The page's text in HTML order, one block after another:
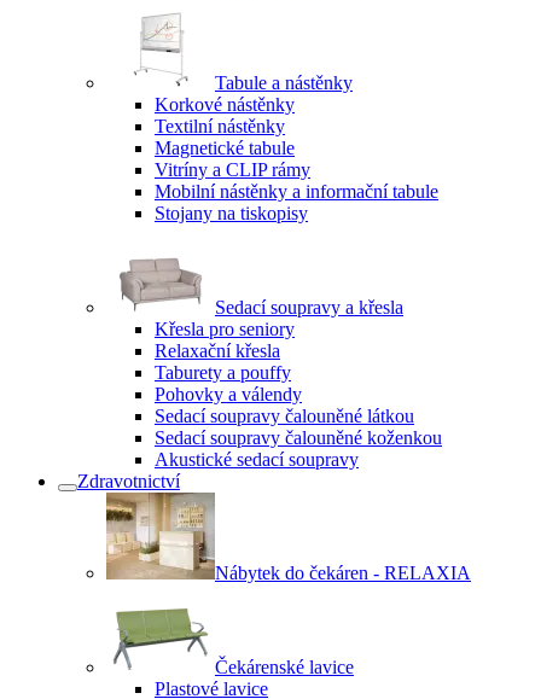
Tabule a nástěnky
Korkové nástěnky
Textilní nástěnky
Magnetické tabule
Vitríny a CLIP rámy
Mobilní nástěnky a informační tabule
Stojany na tiskopisy
Sedací soupravy a křesla
Křesla pro seniory
Relaxační křesla
Taburety a pouffy
Pohovky a válendy
Sedací soupravy čalouněné látkou
Sedací soupravy čalouněné koženkou
Akustické sedací soupravy
Zdravotnictví
Nábytek do čekáren - RELAXIA
Čekárenské lavice
Plastové lavice